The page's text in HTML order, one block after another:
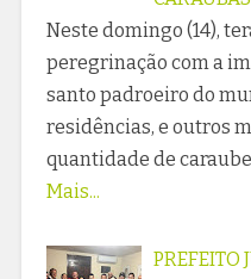
Neste domingo (14),
peregrinação com a
santo padroeiro do
residências, e outros
quantidade de
Mais...
PREFEITO